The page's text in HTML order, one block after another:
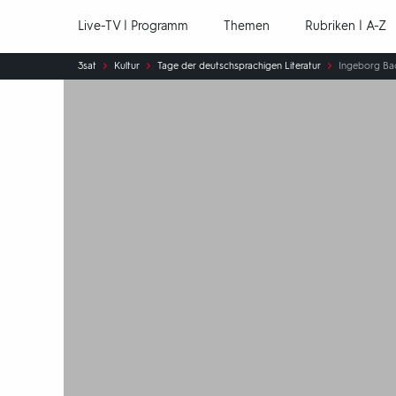
Live-TV | Programm Themen Rubriken | A-Z
Sie
sind
3sat Kultur Tage der deutschsprachigen Literatur Ingeborg